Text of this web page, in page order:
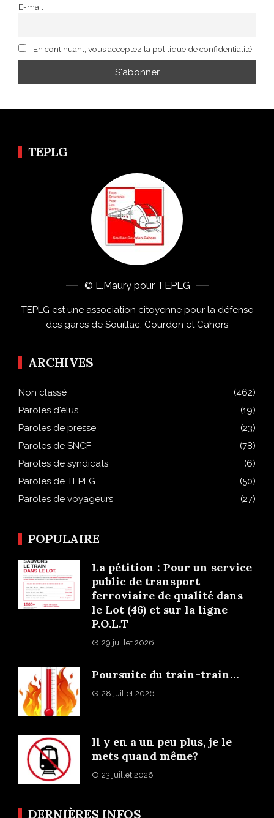
E-mail
En continuant, vous acceptez la politique de confidentialité
TEPLG
© L.Maury pour TEPLG
TEPLG est une association citoyenne pour la défense
des gares de Souillac, Gourdon et Cahors
ARCHIVES
Non classé
(462)
Paroles d'élus
(19)
Paroles de presse
(23)
Paroles de SNCF
(78)
Paroles de syndicats
(6)
Paroles de TEPLG
(50)
Paroles de voyageurs
(27)
POPULAIRE
La pétition : Pour un service
public de transport
ferroviaire de qualité dans
le Lot (46) et sur la ligne
P.O.L.T
29 juillet 2026
Poursuite du train-train…
28 juillet 2026
Il y en a un peu plus, je le
mets quand même?
23 juillet 2026
DERNIÈRES INFOS